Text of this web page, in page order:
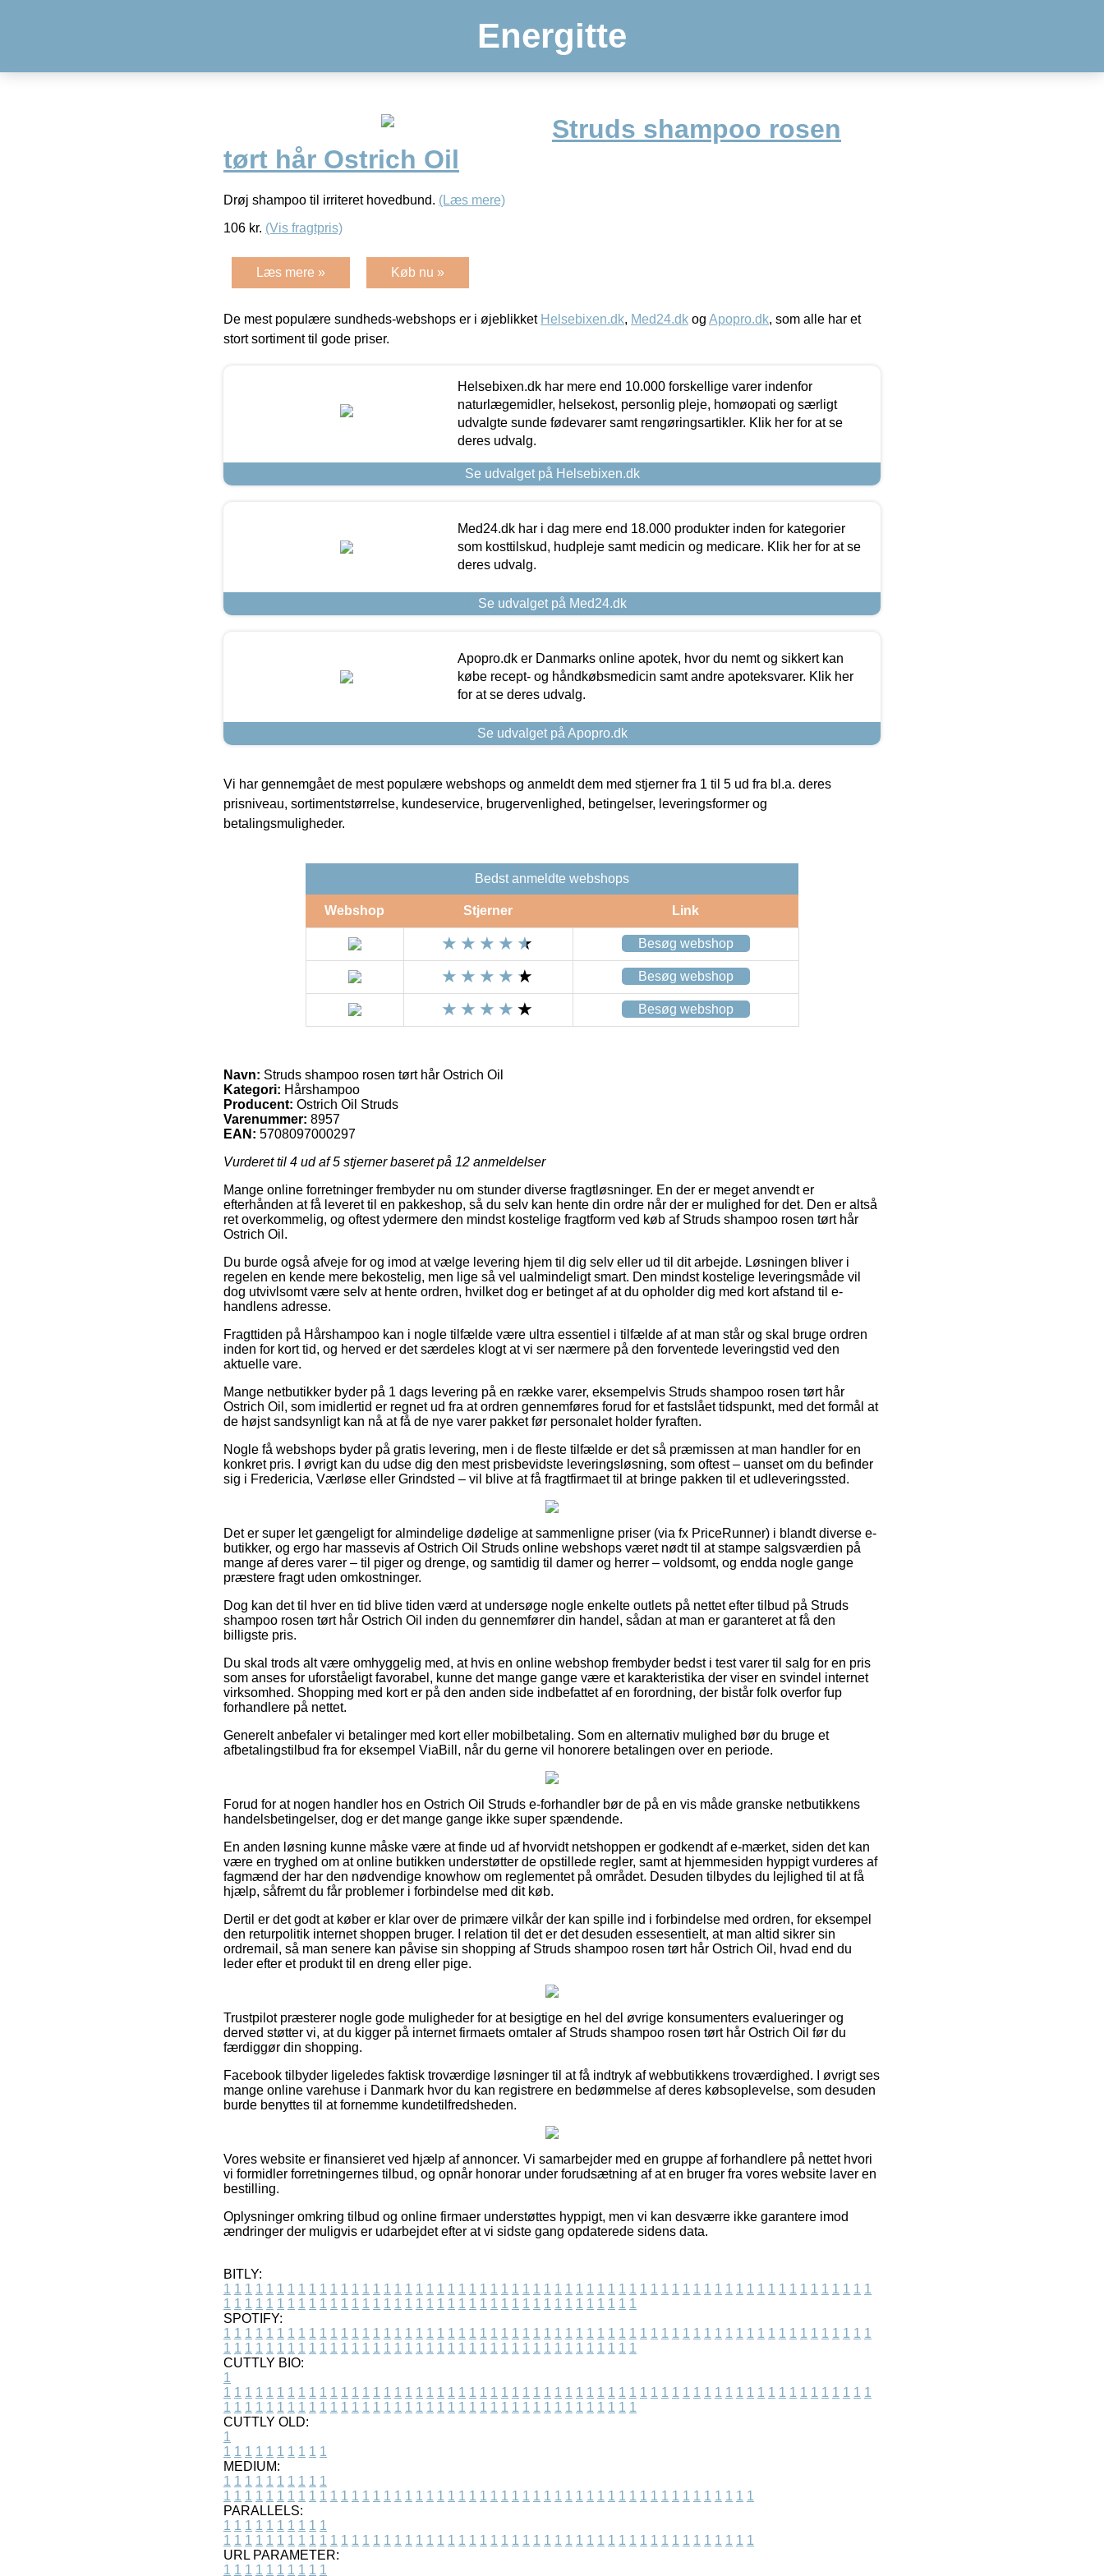
Energitte
Struds shampoo rosen
tørt hår Ostrich Oil
Drøj shampoo til irriteret hovedbund. (Læs mere)
106 kr. (Vis fragtpris)
Læs mere » Køb nu »
De mest populære sundheds-webshops er i øjeblikket Helsebixen.dk, Med24.dk og Apopro.dk, som alle har et
stort sortiment til gode priser.
Helsebixen.dk har mere end 10.000 forskellige varer indenfor
naturlægemidler, helsekost, personlig pleje, homøopati og særligt
udvalgte sunde fødevarer samt rengøringsartikler. Klik her for at se
deres udvalg.
Se udvalget på Helsebixen.dk
Med24.dk har i dag mere end 18.000 produkter inden for kategorier
som kosttilskud, hudpleje samt medicin og medicare. Klik her for at se
deres udvalg.
Se udvalget på Med24.dk
Apopro.dk er Danmarks online apotek, hvor du nemt og sikkert kan
købe recept- og håndkøbsmedicin samt andre apoteksvarer. Klik her
for at se deres udvalg.
Se udvalget på Apopro.dk
Vi har gennemgået de mest populære webshops og anmeldt dem med stjerner fra 1 til 5 ud fra bl.a. deres
prisniveau, sortimentstørrelse, kundeservice, brugervenlighed, betingelser, leveringsformer og
betalingsmuligheder.
Bedst anmeldte webshops
Webshop Stjerner Link
Besøg webshop
Besøg webshop
Besøg webshop
Navn: Struds shampoo rosen tørt hår Ostrich Oil
Kategori: Hårshampoo
Producent: Ostrich Oil Struds
Varenummer: 8957
EAN: 5708097000297
Vurderet til 4 ud af 5 stjerner baseret på 12 anmeldelser
Mange online forretninger frembyder nu om stunder diverse fragtløsninger. En der er meget anvendt er
efterhånden at få leveret til en pakkeshop, så du selv kan hente din ordre når der er mulighed for det. Den er altså
ret overkommelig, og oftest ydermere den mindst kostelige fragtform ved køb af Struds shampoo rosen tørt hår
Ostrich Oil.
Du burde også afveje for og imod at vælge levering hjem til dig selv eller ud til dit arbejde. Løsningen bliver i
regelen en kende mere bekostelig, men lige så vel ualmindeligt smart. Den mindst kostelige leveringsmåde vil
dog utvivlsomt være selv at hente ordren, hvilket dog er betinget af at du opholder dig med kort afstand til e-
handlens adresse.
Fragttiden på Hårshampoo kan i nogle tilfælde være ultra essentiel i tilfælde af at man står og skal bruge ordren
inden for kort tid, og herved er det særdeles klogt at vi ser nærmere på den forventede leveringstid ved den
aktuelle vare.
Mange netbutikker byder på 1 dags levering på en række varer, eksempelvis Struds shampoo rosen tørt hår
Ostrich Oil, som imidlertid er regnet ud fra at ordren gennemføres forud for et fastslået tidspunkt, med det formål at
de højst sandsynligt kan nå at få de nye varer pakket før personalet holder fyraften.
Nogle få webshops byder på gratis levering, men i de fleste tilfælde er det så præmissen at man handler for en
konkret pris. I øvrigt kan du udse dig den mest prisbevidste leveringsløsning, som oftest – uanset om du befinder
sig i Fredericia, Værløse eller Grindsted – vil blive at få fragtfirmaet til at bringe pakken til et udleveringssted.
Det er super let gængeligt for almindelige dødelige at sammenligne priser (via fx PriceRunner) i blandt diverse e-
butikker, og ergo har massevis af Ostrich Oil Struds online webshops været nødt til at stampe salgsværdien på
mange af deres varer – til piger og drenge, og samtidig til damer og herrer – voldsomt, og endda nogle gange
præstere fragt uden omkostninger.
Dog kan det til hver en tid blive tiden værd at undersøge nogle enkelte outlets på nettet efter tilbud på Struds
shampoo rosen tørt hår Ostrich Oil inden du gennemfører din handel, sådan at man er garanteret at få den
billigste pris.
Du skal trods alt være omhyggelig med, at hvis en online webshop frembyder bedst i test varer til salg for en pris
som anses for uforståeligt favorabel, kunne det mange gange være et karakteristika der viser en svindel internet
virksomhed. Shopping med kort er på den anden side indbefattet af en forordning, der bistår folk overfor fup
forhandlere på nettet.
Generelt anbefaler vi betalinger med kort eller mobilbetaling. Som en alternativ mulighed bør du bruge et
afbetalingstilbud fra for eksempel ViaBill, når du gerne vil honorere betalingen over en periode.
Forud for at nogen handler hos en Ostrich Oil Struds e-forhandler bør de på en vis måde granske netbutikkens
handelsbetingelser, dog er det mange gange ikke super spændende.
En anden løsning kunne måske være at finde ud af hvorvidt netshoppen er godkendt af e-mærket, siden det kan
være en tryghed om at online butikken understøtter de opstillede regler, samt at hjemmesiden hyppigt vurderes af
fagmænd der har den nødvendige knowhow om reglementet på området. Desuden tilbydes du lejlighed til at få
hjælp, såfremt du får problemer i forbindelse med dit køb.
Dertil er det godt at køber er klar over de primære vilkår der kan spille ind i forbindelse med ordren, for eksempel
den returpolitik internet shoppen bruger. I relation til det er det desuden essesentielt, at man altid sikrer sin
ordremail, så man senere kan påvise sin shopping af Struds shampoo rosen tørt hår Ostrich Oil, hvad end du
leder efter et produkt til en dreng eller pige.
Trustpilot præsterer nogle gode muligheder for at besigtige en hel del øvrige konsumenters evalueringer og
derved støtter vi, at du kigger på internet firmaets omtaler af Struds shampoo rosen tørt hår Ostrich Oil før du
færdiggør din shopping.
Facebook tilbyder ligeledes faktisk troværdige løsninger til at få indtryk af webbutikkens troværdighed. I øvrigt ses
mange online varehuse i Danmark hvor du kan registrere en bedømmelse af deres købsoplevelse, som desuden
burde benyttes til at fornemme kundetilfredsheden.
Vores website er finansieret ved hjælp af annoncer. Vi samarbejder med en gruppe af forhandlere på nettet hvori
vi formidler forretningernes tilbud, og opnår honorar under forudsætning af at en bruger fra vores website laver en
bestilling.
Oplysninger omkring tilbud og online firmaer understøttes hyppigt, men vi kan desværre ikke garantere imod
ændringer der muligvis er udarbejdet efter at vi sidste gang opdaterede sidens data.
BITLY:
1 1 1 1 1 1 1 1 1 1 1 1 1 1 1 1 1 1 1 1 1 1 1 1 1 1 1 1 1 1 1 1 1 1 1 1 1 1 1 1 1 1 1 1 1 1 1 1 1 1 1 1 1 1 1 1 1 1 1 1 1
1 1 1 1 1 1 1 1 1 1 1 1 1 1 1 1 1 1 1 1 1 1 1 1 1 1 1 1 1 1 1 1 1 1 1 1 1 1 1
SPOTIFY:
1 1 1 1 1 1 1 1 1 1 1 1 1 1 1 1 1 1 1 1 1 1 1 1 1 1 1 1 1 1 1 1 1 1 1 1 1 1 1 1 1 1 1 1 1 1 1 1 1 1 1 1 1 1 1 1 1 1 1 1 1
1 1 1 1 1 1 1 1 1 1 1 1 1 1 1 1 1 1 1 1 1 1 1 1 1 1 1 1 1 1 1 1 1 1 1 1 1 1 1
CUTTLY BIO:
1
1 1 1 1 1 1 1 1 1 1 1 1 1 1 1 1 1 1 1 1 1 1 1 1 1 1 1 1 1 1 1 1 1 1 1 1 1 1 1 1 1 1 1 1 1 1 1 1 1 1 1 1 1 1 1 1 1 1 1 1 1
1 1 1 1 1 1 1 1 1 1 1 1 1 1 1 1 1 1 1 1 1 1 1 1 1 1 1 1 1 1 1 1 1 1 1 1 1 1 1
CUTTLY OLD:
1
1 1 1 1 1 1 1 1 1 1
MEDIUM:
1 1 1 1 1 1 1 1 1 1
1 1 1 1 1 1 1 1 1 1 1 1 1 1 1 1 1 1 1 1 1 1 1 1 1 1 1 1 1 1 1 1 1 1 1 1 1 1 1 1 1 1 1 1 1 1 1 1 1 1
PARALLELS:
1 1 1 1 1 1 1 1 1 1
1 1 1 1 1 1 1 1 1 1 1 1 1 1 1 1 1 1 1 1 1 1 1 1 1 1 1 1 1 1 1 1 1 1 1 1 1 1 1 1 1 1 1 1 1 1 1 1 1 1
URL PARAMETER:
1 1 1 1 1 1 1 1 1 1